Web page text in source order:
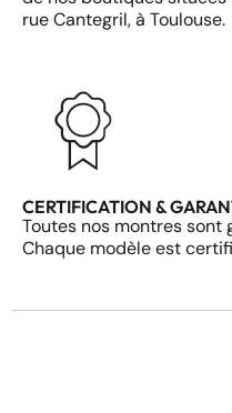
rue Cantegril, à Toulouse.
CERTIFICATION &
Toutes nos montres sont
Chaque modèle est